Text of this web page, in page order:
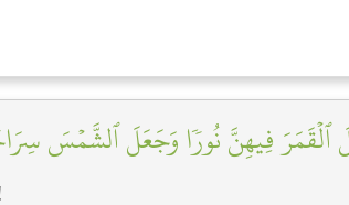
فِيهِنَّ نُورٗا وَجَعَلَ ٱلشَّمۡسَ